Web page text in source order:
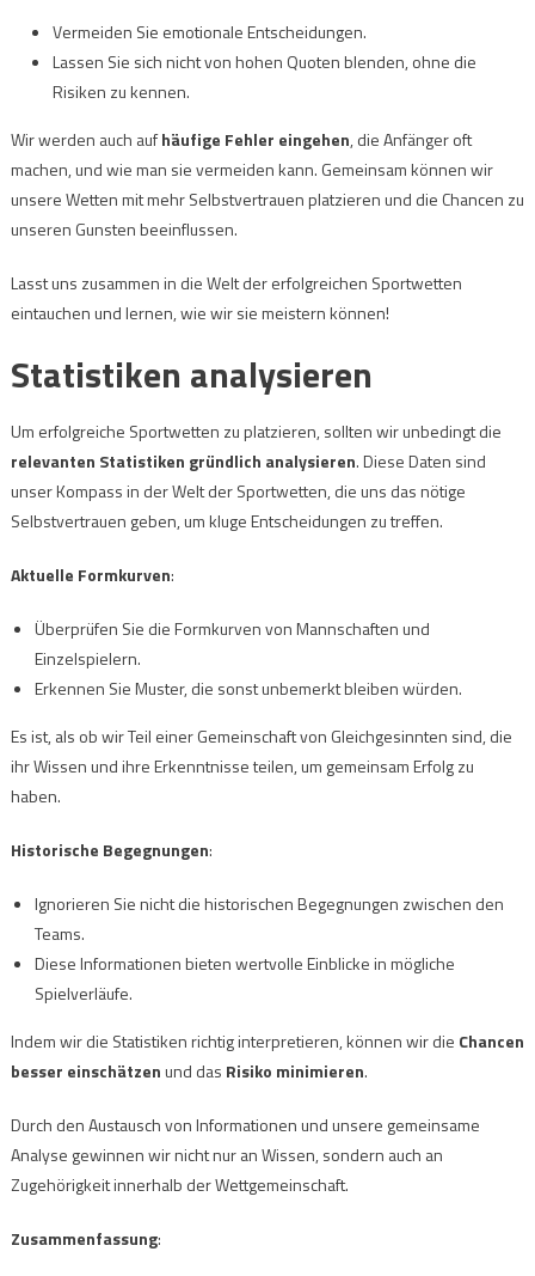
Vermeiden Sie emotionale Entscheidungen.
Lassen Sie sich nicht von hohen Quoten blenden, ohne die
Risiken zu kennen.
Wir werden auch aufhäufige Fehler eingehen, die Anfänger oft
machen, und wie man sie vermeiden kann. Gemeinsam können wir
unsere Wetten mit mehr Selbstvertrauen platzieren und die Chancen zu
unseren Gunsten beeinflussen.
Lasst uns zusammen in die Welt der erfolgreichen Sportwetten
eintauchen und lernen, wie wir sie meistern können!
Statistiken analysieren
Um erfolgreiche Sportwetten zu platzieren, sollten wir unbedingt die
relevanten Statistiken gründlich analysieren. Diese Daten sind
unser Kompass in der Welt der Sportwetten, die uns das nötige
Selbstvertrauen geben, um kluge Entscheidungen zu treffen.
Aktuelle Formkurven:
Überprüfen Sie die Formkurven von Mannschaften und
Einzelspielern.
Erkennen Sie Muster, die sonst unbemerkt bleiben würden.
Es ist, als ob wir Teil einer Gemeinschaft von Gleichgesinnten sind, die
ihr Wissen und ihre Erkenntnisse teilen, um gemeinsam Erfolg zu
haben.
Historische Begegnungen:
Ignorieren Sie nicht die historischen Begegnungen zwischen den
Teams.
Diese Informationen bieten wertvolle Einblicke in mögliche
Spielverläufe.
Indem wir die Statistiken richtig interpretieren, können wir die Chancen
besser einschätzenund das Risiko minimieren.
Durch den Austausch von Informationen und unsere gemeinsame
Analyse gewinnen wir nicht nur an Wissen, sondern auch an
Zugehörigkeit innerhalb der Wettgemeinschaft.
Zusammenfassung: